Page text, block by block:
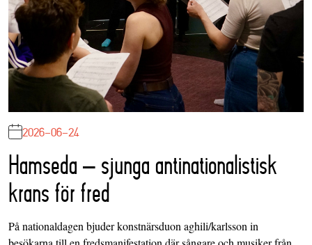
2026-06-24
Hamseda – sjunga antinationalistisk
krans för fred
På nationaldagen bjuder konstnärsduon aghili/karlsson in